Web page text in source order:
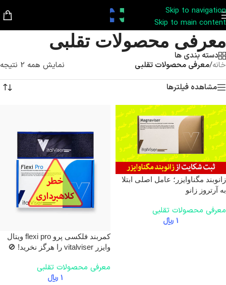
Skip to navigation
Skip to main content
معرفی محصولات تقلبی
دسته بندی ها
خانه/معرفی محصولات تقلبی
نمایش همه 2 نتیجه
مشاهده فیلترها
زانوبند مگناوایزر؛ عامل اصلی ابتلا
به آرتروز زانو
معرفی محصولات تقلبی
1 ﷼
کمربند فلکسی پرو flexi pro ویتال
وایزر vitalviser را هرگز نخرید! 🚫
معرفی محصولات تقلبی
1 ﷼